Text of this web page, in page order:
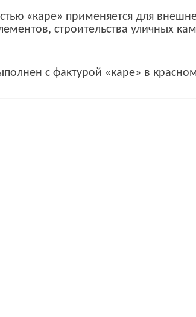
«каре» применяется для
строительства уличных
с фактурой «каре» в